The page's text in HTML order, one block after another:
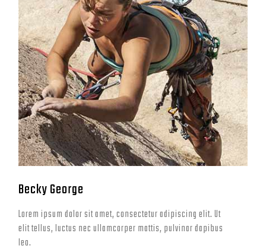
Becky George
Lorem ipsum dolor sit amet, consectetur adipiscing elit. Ut
elit tellus, luctus nec ullamcorper mattis, pulvinar dapibus
leo.